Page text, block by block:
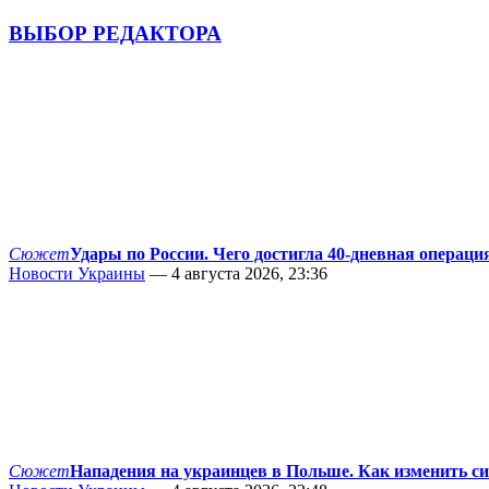
ВЫБОР РЕДАКТОРА
СюжетУдары по России. Чего достигла 40-дневная
Новости Украины — 4 августа 2026, 23:36
СюжетНападения на украинцев в Польше. Как изменить